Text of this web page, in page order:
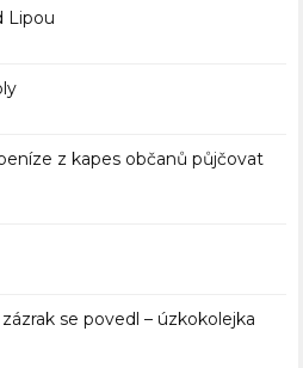
Lipou
z kapes občanů půjčovat
se povedl – úzkokolejka